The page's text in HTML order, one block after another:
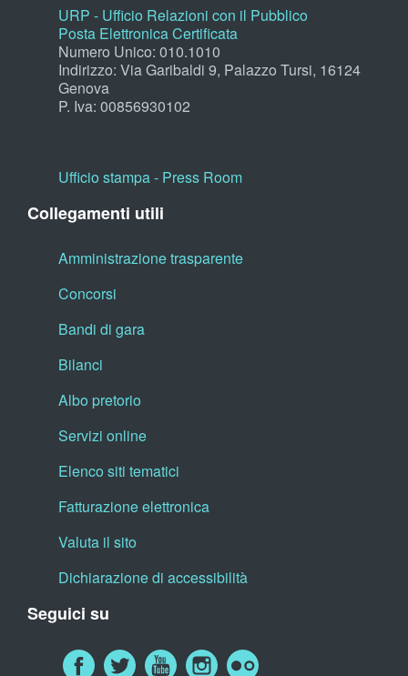
URP - Ufficio Relazioni con il Pubblico
Posta Elettronica Certificata
Numero Unico: 010.1010
Indirizzo: Via Garibaldi 9, Palazzo Tursi, 16124
Genova
P. Iva: 00856930102
Ufficio stampa - Press Room
Collegamenti utili
Amministrazione trasparente
Concorsi
Bandi di gara
Bilanci
Albo pretorio
Servizi online
Elenco siti tematici
Fatturazione elettronica
Valuta il sito
Dichiarazione di accessibilità
Seguici su